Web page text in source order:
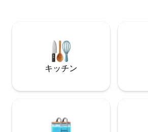
キッチン